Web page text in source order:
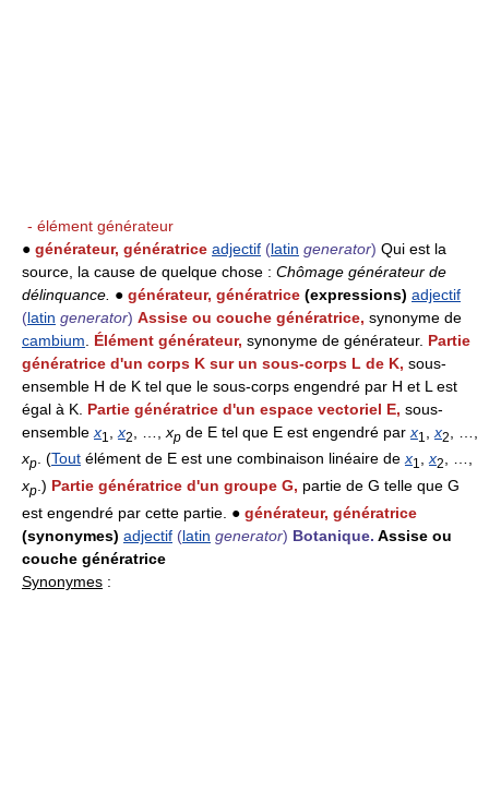
- élément générateur
● générateur, génératrice adjectif (latin generator) Qui est la
source, la cause de quelque chose : Chômage générateur de
délinquance. ● générateur, génératrice (expressions) adjectif
(latin generator) Assise ou couche génératrice, synonyme de
cambium
Élément générateur, synonyme de générateur. Partie
génératrice d'un corps K sur un sous-corps L de K, sous-
ensemble H de K tel que le sous-corps engendré par H et L est
égal à K. Partie génératrice d'un espace vectoriel E, sous-
ensemble x1 x2 xp de E tel que E est engendré par x1 x2
xp. (Tout élément de E est une combinaison linéaire dex1 ,x2, …,
xp.) Partie génératrice d'un groupe G, partie de G telle que G
est engendré par cette partie. ● générateur, génératrice
(synonymes) adjectif (latin generator) Botanique. Assise ou
couche génératrice
Synonymes :